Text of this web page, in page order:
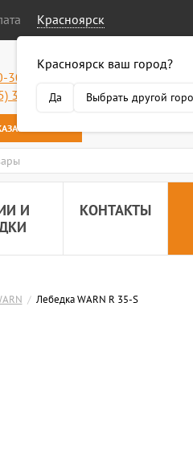
Красноярск
Красноярск ваш город?
Да Выбрать другой
301-50-58
318-34-38
ЗВОНОК
И
КОНТАКТЫ
/ Лебедка WARN R 35-S